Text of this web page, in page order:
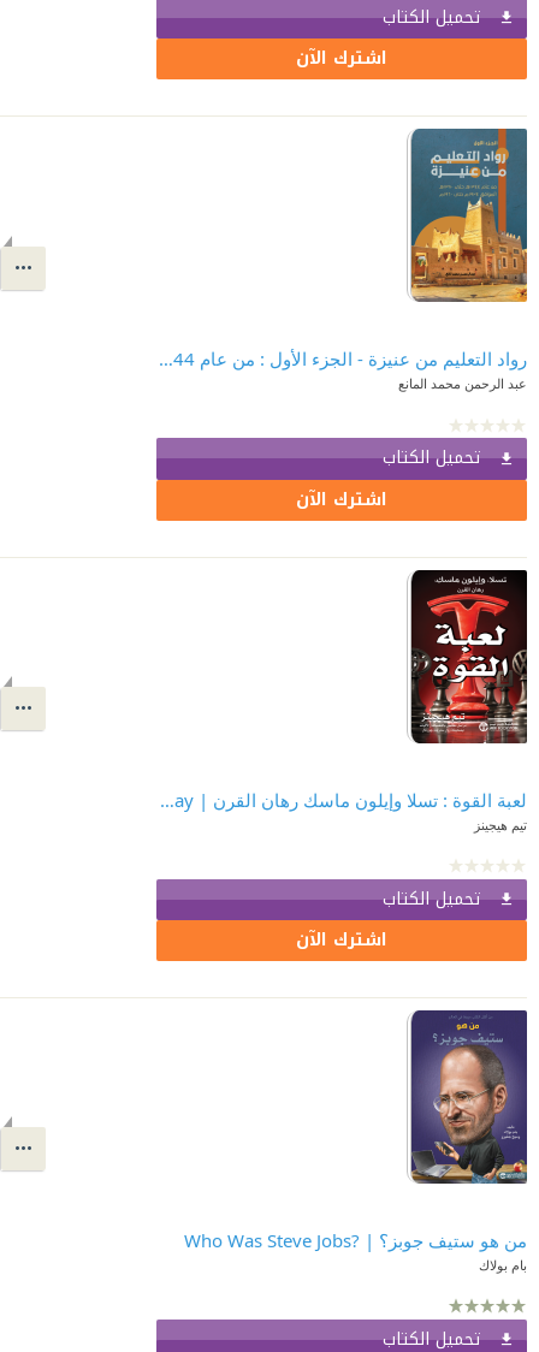
تحميل الكتاب
اشترك الآن
رواد التعليم من عنيزة - الجزء الأول : من عام 1344 هـ حتى 1380 هـ
عبد الرحمن محمد المانع
تحميل الكتاب
اشترك الآن
لعبة القوة : تسلا وإيلون ماسك رهان القرن | Power Play
تيم هيجينز
تحميل الكتاب
اشترك الآن
من هو ستيف جوبز؟ | ?Who Was Steve Jobs
تحميل الكتاب